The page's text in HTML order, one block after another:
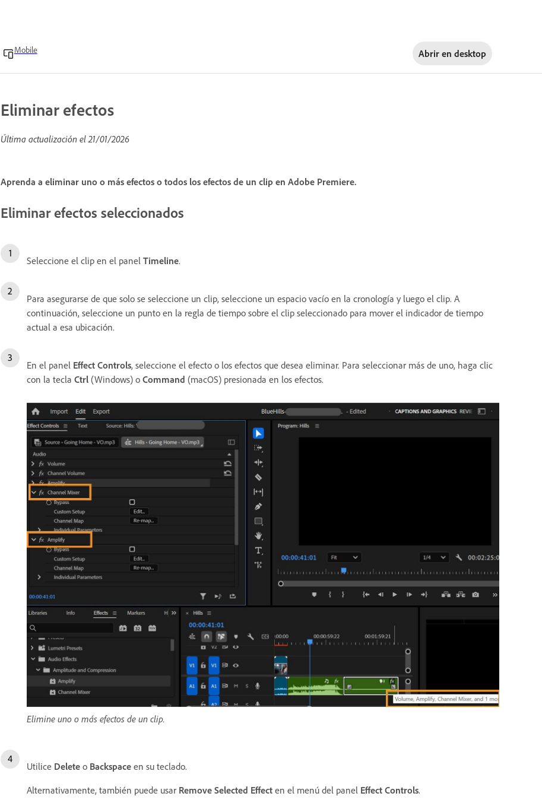
Mobile Abrir en desktop
Eliminar efectos
Última actualización el21/01/2026
Aprenda a eliminar uno o más efectos o todos los efectos de un clip en Adobe Premiere.
Eliminar efectos seleccionados
Seleccione el clip en el panel Timeline.
Para asegurarse de que solo se seleccione un clip, seleccione un espacio vacío en la cronología y luego el clip. A
continuación, seleccione un punto en la regla de tiempo sobre el clip seleccionado para mover el indicador de tiempo
actual a esa ubicación.
En el panel Effect Controls, seleccione el efecto o los efectos que desea eliminar. Para seleccionar más de uno, haga clic
con la tecla Ctrl (Windows) o Command (macOS) presionada en los efectos.
Elimine uno o más efectos de un clip.
Utilice Delete o Backspace en su teclado.
Alternativamente, también puede usar Remove Selected Effect en el menú del panel Effect Controls.